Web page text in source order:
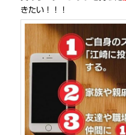
きたい！！！